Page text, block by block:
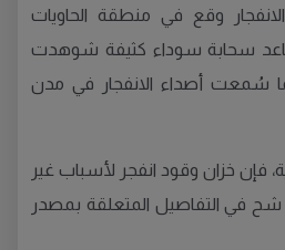
وقع في منطقة الحاويات
سحابة سوداء كثيفة شوهدت
سُمعت أصداء الانفجار في مدن
فإن خزان وقود انفجر لأسباب غير
في التفاصيل المتعلقة بمصدر